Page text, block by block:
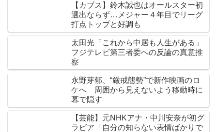
【カブス】鈴木誠也はオールスター初
選出ならず…メジャー４年目でリーグ
打点トップと好調も
太田光「これから中居も人生がある」
フジテレビ第三者委への反論の真意推
察
永野芽郁、“厳戒態勢”で新作映画のロ
ケへ 周囲から見えないよう移動時に
幕で隠す
【芸能】元NHKアナ・中川安奈が初グ
ラビア「自分の知らない表情ばかりで